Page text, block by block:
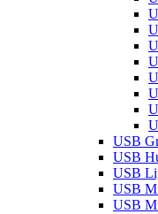
USB
USB
USB
USB
USB